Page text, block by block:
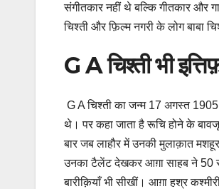
संगीतकार नहीं थे बल्कि गीतकार और
चिश्ती और फ़िल्म नगरी के लोग बाबा
G A चिश्ती भी
G A चिश्ती का जन्म 17 अगस्त
थे। पर कहा जाता है रूचि होने के
बार जब लाहौर में उनकी मुलाक़ात
उनका टैलेंट देखकर आग़ा साहब ने 50
बारीक़ियाँ भी सीखीं। आग़ा हश्र